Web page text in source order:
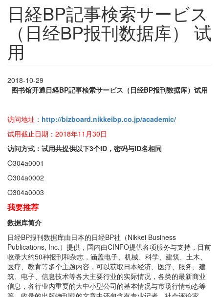
日経BP記事検索サービス
（日经BP报刊数据库） 试
用
2018-10-29
图书馆开通日経BP記事検索サービス（日经BP报刊数据库）试用
访问地址 ： http://bizboard.nikkeibp.co.jp/academic/
试用截止日期：2018年11月30日
访问方式：试用共提供以下3个ID，密码与ID名相同
O304a0001
O304a0002
O304a0003
我要推荐
数据库简介
日经BP报刊数据库由日本的日经BP社（Nikkei Business
Publications, Inc.）提供，国内由CINFO提供各项服务与支持，目前
收录大约50种报刊和杂志，涵盖电子、机械、科学、建筑、土木、
医疗、教育等多个主题内容，可以获取日本经济、医疗、服务、建
筑、电子、信息技术等各大主要行业的实际情况，各类的最新商业
信息，各行业内重要的大中小型公司的基本情况与市场行情动态等